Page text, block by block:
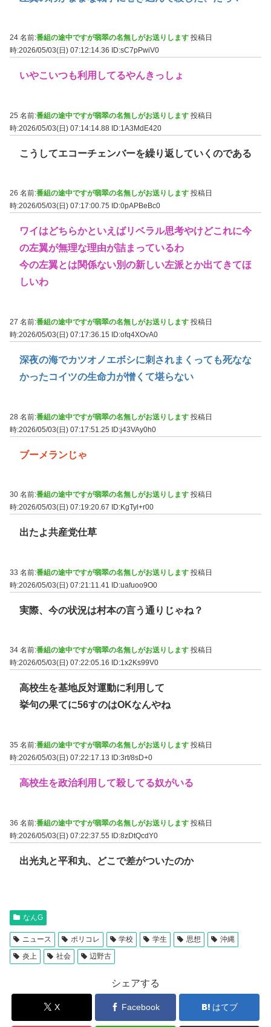
24 名前:番組の途中ですが翡翠の名無しがお送りします 投稿日
時:2026/05/03(日) 07:12:14.36
ID:sC7pPwiV0
いやこいつも利用してるやんきっしょ
25 名前:番組の途中ですが翡翠の名無しがお送りします 投稿日
時:2026/05/03(日) 07:14:14.88 ID:1A3MdE420
こうしてエコーチェンバーを繰り返していくのである
26 名前:番組の途中ですが翡翠の名無しがお送りします 投稿日
時:2026/05/03(日) 07:17:00.75
ID:0pAPBeBc0
ワイはどちらかといえばリベラル思考やけどこれに今
の左翼が無理な理由が詰まっているわ
今の左翼とは関係ない別の新しい左派とか出てきてほ
しいわ
27 名前:番組の途中ですが翡翠の名無しがお送りします 投稿日
時:2026/05/03(日) 07:17:36.15
ID:ofq4XOvA0
深夜の海でカツオノエボシに刺されまくっても死なな
かったコイツの生命力が憎くて堪らない
28 名前:番組の途中ですが翡翠の名無しがお送りします 投稿日
時:2026/05/03(日) 07:17:51.25 ID:j43VAy0h0
ブーメランじゃ
30 名前:番組の途中ですが翡翠の名無しがお送りします 投稿日
時:2026/05/03(日) 07:19:20.67
ID:KgTyl+r00
出たよ共産党仕草
33 名前:番組の途中ですが翡翠の名無しがお送りします 投稿日
時:2026/05/03(日) 07:21:11.41 ID:uafuoo9O0
実際、今の状況は村本の言う通りじゃね？
34 名前:番組の途中ですが翡翠の名無しがお送りします 投稿日
時:2026/05/03(日) 07:22:05.16
ID:1x2Ks99V0
高校生を基地反対運動に利用して
挙句の果てに56すのはOKなんやね
35 名前:番組の途中ですが翡翠の名無しがお送りします 投稿日
時:2026/05/03(日) 07:22:17.13
ID:3rt/8sD+0
高校生を政治利用して殺してる奴がいる
36 名前:番組の途中ですが翡翠の名無しがお送りします 投稿日
時:2026/05/03(日) 07:22:37.55 ID:8zDtQcdY0
出光丸と平和丸、どこで差がついたのか
なんG
ニュース ポリコレ 学校 学生 思想
沖縄
炎上
社会 辺野古
シェアする
X Facebook はてブ